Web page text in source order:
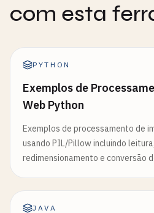
com esta
PYTHON
Exemplos de
Web Python
Exemplos de processamento de
usando PIL/Pillow incluindo
redimensionamento e conversão
JAVA